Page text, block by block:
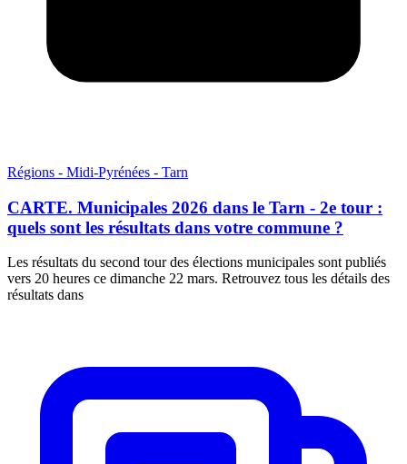
Régions - Midi-Pyrénées - Tarn
CARTE. Municipales 2026 dans le Tarn - 2e tour :
quels sont les résultats dans votre commune ?
Les résultats du second tour des élections municipales sont publiés
vers 20 heures ce dimanche 22 mars. Retrouvez tous les détails des
résultats dans